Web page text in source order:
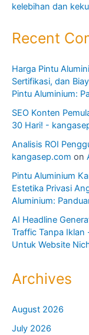
kelebihan dan
Recent
Harga Pintu
Sertifikasi, dan
Pintu Aluminium:
SEO Konten
30 Hari! -
Analisis ROI
kangasep.com on
Pintu Aluminium
Estetika Privasi
Aluminium:
AI Headline
Traffic Tanpa
Untuk Website
Archives
August 2026
July 2026